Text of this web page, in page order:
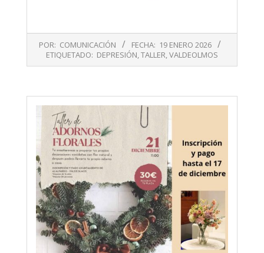
01-
19
POR: COMUNICACIÓN FECHA: 19 ENERO 2026
ETIQUETADO: DEPRESIÓN,TALLER,VALDEOLMOS